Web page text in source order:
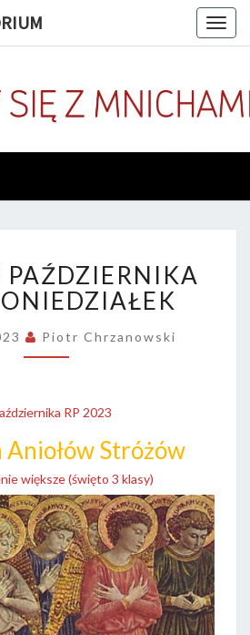
2
PAŹDZIERNIKA
2023
PONIEDZIAŁEK
PAŹDZIERNIKA
Piotr Chrzanowski
RP 2023
Stróżów
większe (święto 3 klasy)